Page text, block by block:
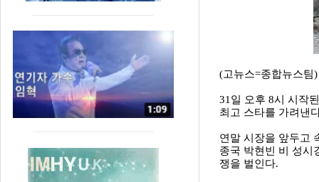
(고뉴스=종합뉴스팀
31일 오후 8시 시작
최고 스타를 가려낸
연말 시장을 앞두고
종국 박현빈 비 성시
쟁을 벌인다.